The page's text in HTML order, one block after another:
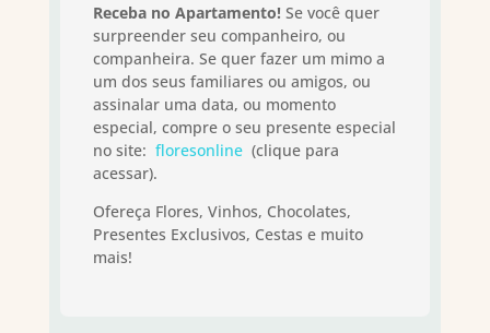
Receba no Apartamento! Se você quer
surpreender seu companheiro, ou
companheira. Se quer fazer um mimo a
um dos seus familiares ou amigos, ou
assinalar uma data, ou momento
especial, compre o seu presente especial
no site: floresonline (clique para
acessar).
Ofereça Flores, Vinhos, Chocolates,
Presentes Exclusivos, Cestas e muito
mais!